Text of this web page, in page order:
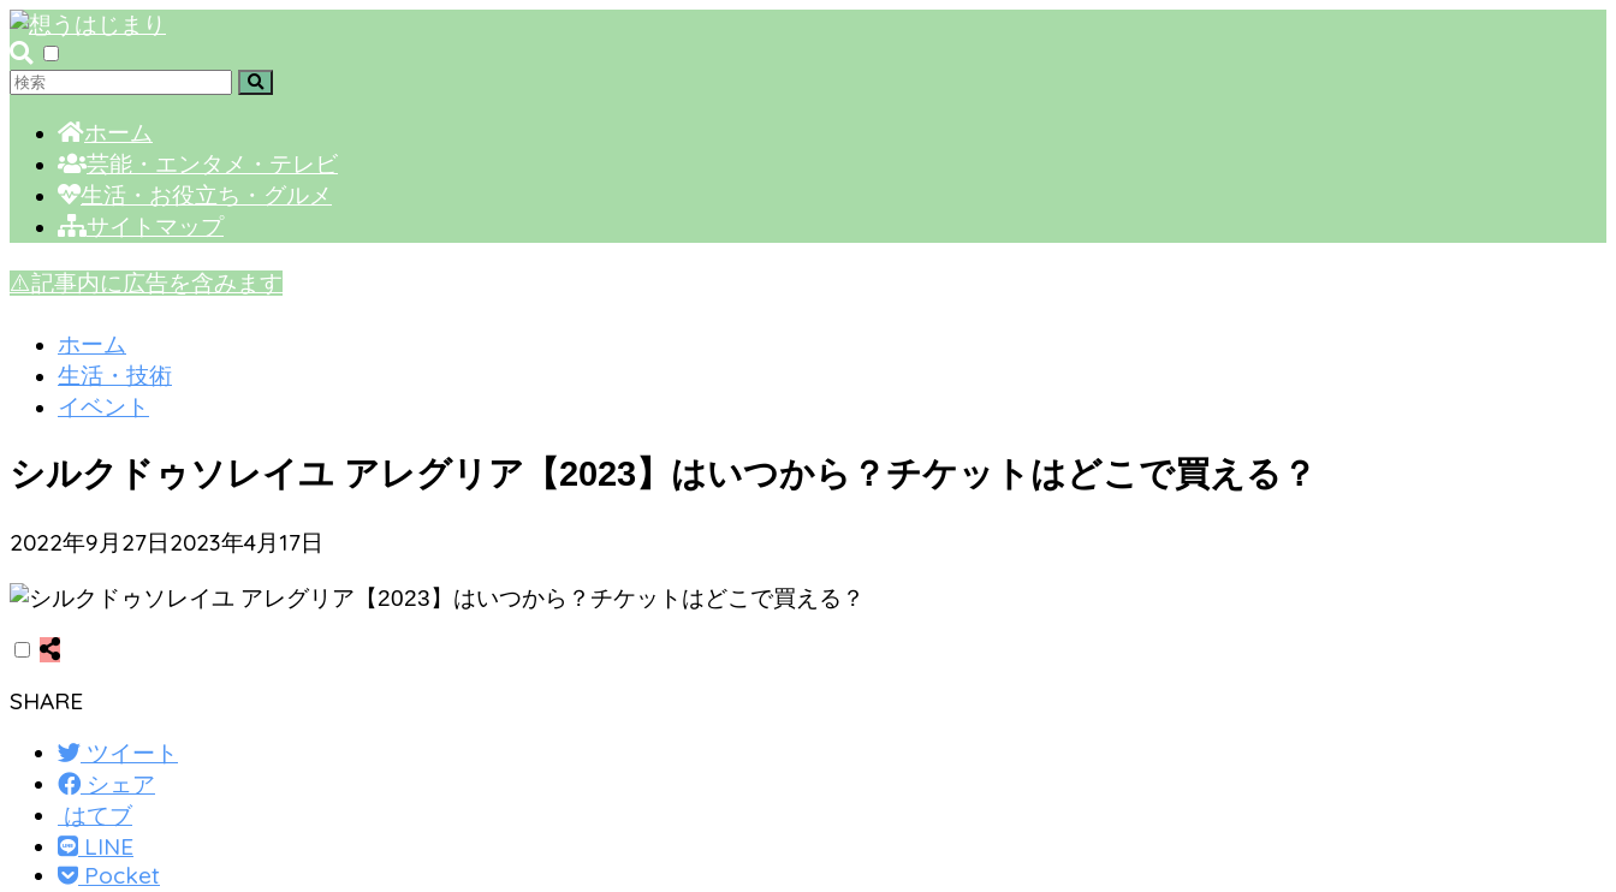
ホーム
芸能・エンタメ・テレビ
生活・お役立ち・グルメ
サイトマップ
⚠️記事内に広告を含みます
ホーム
生活・技術
イベント
シルクドゥソレイユ アレグリア【2023】はいつから？チケットはどこで買える？
2022年9月27日2023年4月17日
SHARE
ツイート
シェア
はてブ
LINE
Pocket